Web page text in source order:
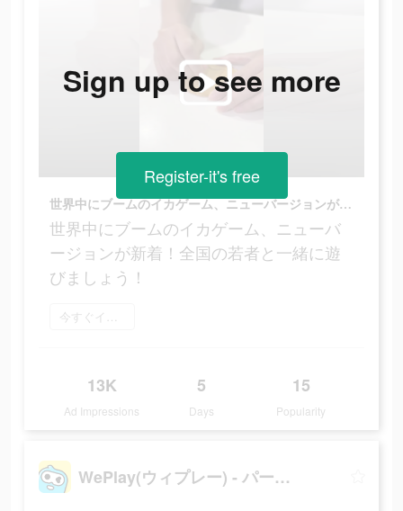
世界中にブームのイカゲーム、ニューバージョンが新着！全国の若者と一緒に遊びましょう！
世界中にブームのイカゲーム、ニューバ
ージョンが新着！全国の若者と一緒に遊
びましょう！
今すぐインストール
13K
Ad Impressions
5
Days
15
Popularity
Sign up to see more
Register-it's free
WePlay(ウィプレー) - パーティゲーム